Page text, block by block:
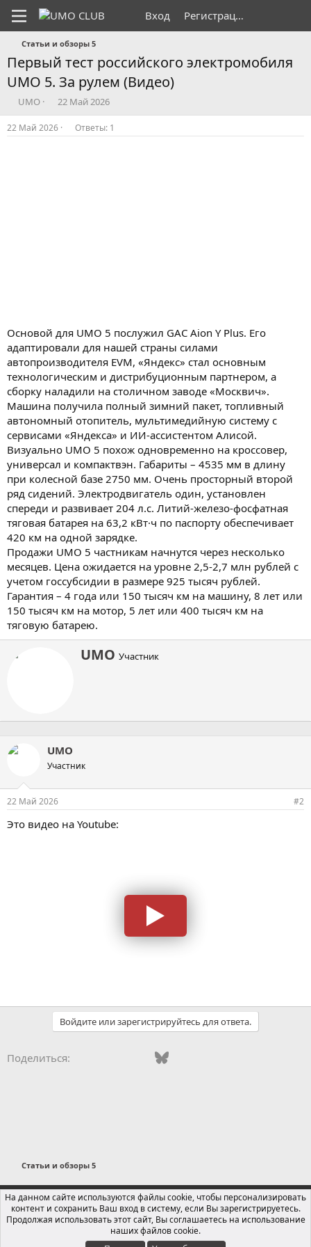
Вход Регистрация
Статьи и обзоры 5
Первый тест российского электромобиля
UMO 5. За рулем (Видео)
А
в
т
о
UMO
Д
а
т
а
22 Май 2026
22 Май 2026 Ответы: 1
Основой для UMO 5 послужил GAC Aion Y Plus. Его
адаптировали для нашей страны силами
автопроизводителя EVM, «Яндекс» стал основным
технологическим и дистрибуционным партнером, а
сборку наладили на столичном заводе «Москвич».
Машина получила полный зимний пакет, топливный
автономный отопитель, мультимедийную систему с
сервисами «Яндекса» и ИИ-ассистентом Алисой.
Визуально UMO 5 похож одновременно на кроссовер,
универсал и компактвэн. Габариты – 4535 мм в длину
при колесной базе 2750 мм. Очень просторный второй
ряд сидений. Электродвигатель один, установлен
спереди и развивает 204 л.с. Литий-железо-фосфатная
тяговая батарея на 63,2 кВт·ч по паспорту обеспечивает
420 км на одной зарядке.
Продажи UMO 5 частникам начнутся через несколько
месяцев. Цена ожидается на уровне 2,5-2,7 млн рублей с
учетом госсубсидии в размере 925 тысяч рублей.
Гарантия – 4 года или 150 тысяч км на машину, 8 лет или
150 тысяч км на мотор, 5 лет или 400 тысяч км на
тяговую батарею.
А
в
UMO Участник
UMO
Участник
22 Май 2026 #2
Это видео на Youtube:
Войдите или зарегистрируйтесь для ответа.
Поделиться: Odnoklassniki
Mail.ruBluesky
Статьи и обзоры 5
Russian (RU)
Обратная связь
Условия и правила
Политика конфиденциальности
Помощь
На данном сайте используются файлы cookie, чтобы персонализировать
контент и сохранить Ваш вход в систему, если Вы зарегистрируетесь.
Продолжая использовать этот сайт, Вы соглашаетесь на использование
наших файлов cookie.